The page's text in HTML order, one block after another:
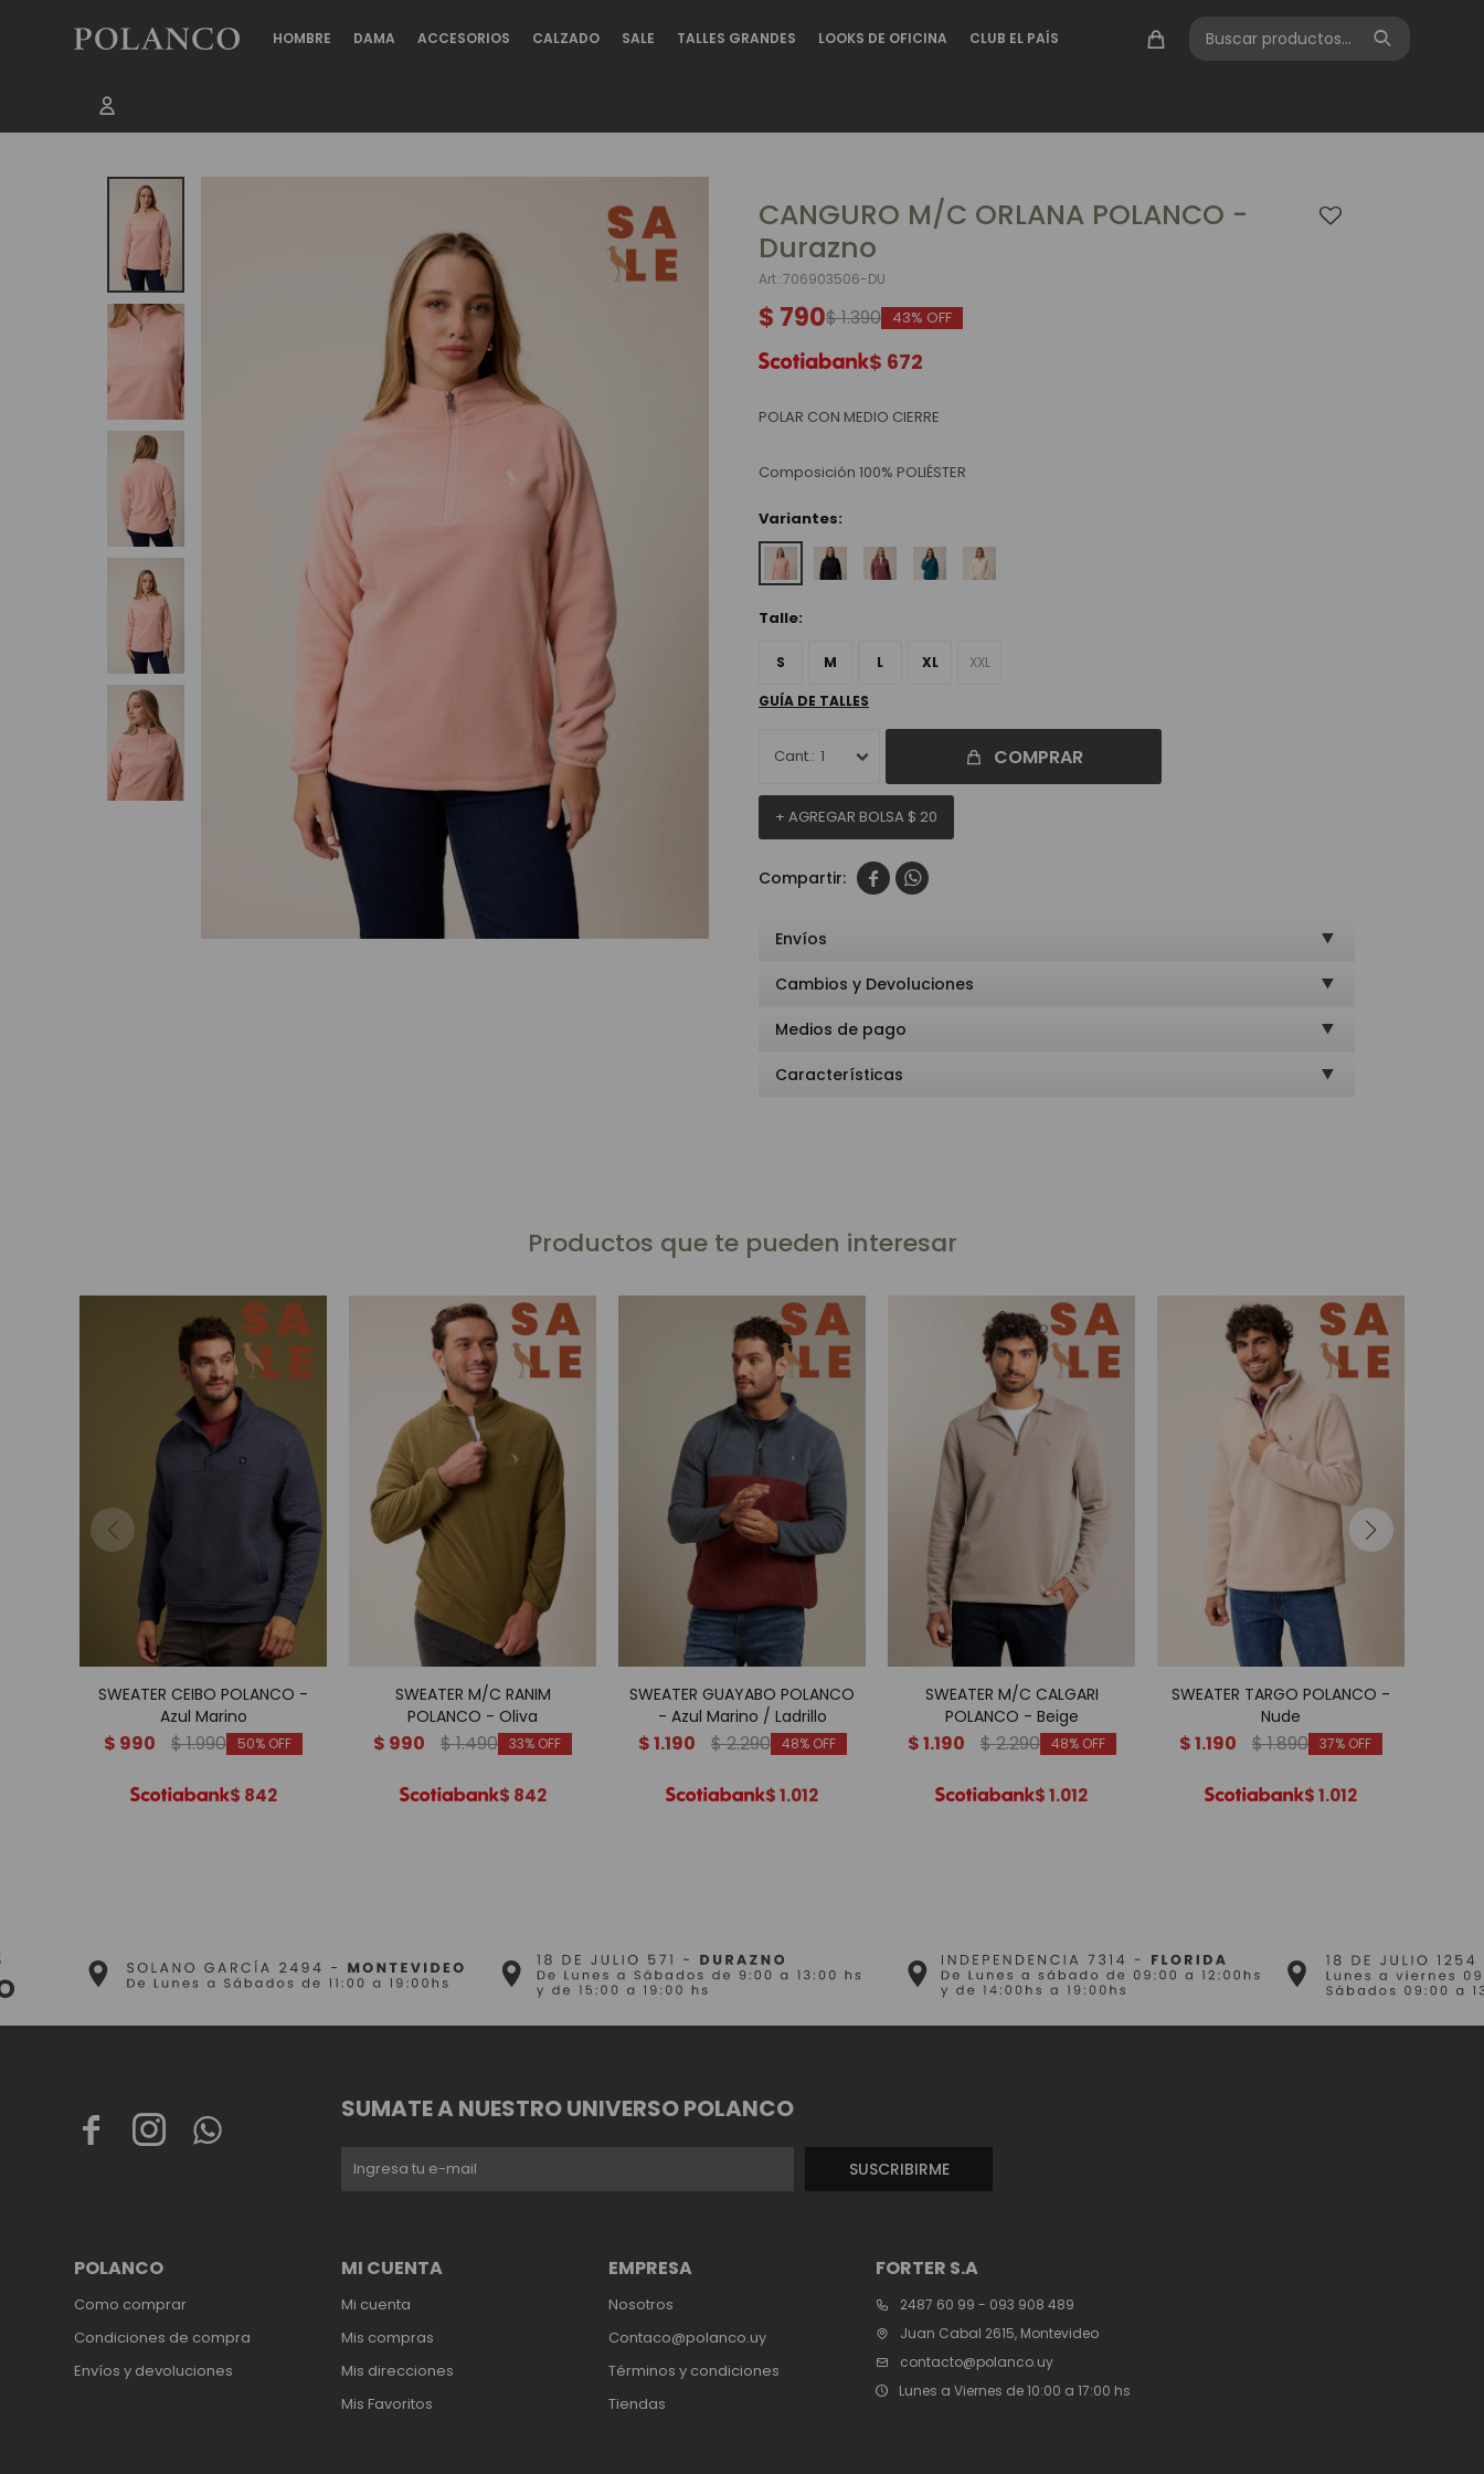
HOMBRE DAMA ACCESORIOS CALZADO SALE TALLES GRANDES LOOKS DE OFICINA CLUB EL PAÍS
CANGURO M/C ORLANA POLANCO -
Durazno
706903506-DU
$ 790$1.390 43
$ 672
POLAR CON MEDIO CIERRE
Composición 100% POLIÉSTER
Variantes:
Talle:
S M L XL XXL
GUÍA DE TALLES
1 COMPRAR
+ AGREGAR BOLSA $ 20
 
Envíos
Cambios y Devoluciones
Medios de pago
Características
Productos que te pueden interesar
SWEATER CEIBO POLANCO -
Azul Marino
$ 990 $1.990 50
$ 842
SWEATER M/C RANIM
POLANCO - Oliva
$ 990 $1.490 33
$ 842
SWEATER GUAYABO POLANCO
- Azul Marino / Ladrillo
$1.190 $2.290 48
$1.012
SWEATER M/C CALGARI
POLANCO - Beige
$1.190 $2.290 48
$1.012
SWEATER TARGO POLANCO -
Nude
$1.190 $1.890 37
$1.012
  
FORTER S.A
2487 60 99 - 093 908 489
Juan Cabal 2615, Montevideo
contacto@polanco.uy
Lunes a Viernes de 10:00 a 17:00 hs
EMPRESA
Nosotros
Contaco@polanco.uy
Términos y condiciones
Tiendas
POLANCO
Como comprar
Condiciones de compra
Envíos y devoluciones
MI CUENTA
Mi cuenta
Mis compras
Mis direcciones
Mis Favoritos
SUMATE A NUESTRO UNIVERSO POLANCO
SUSCRIBIRME